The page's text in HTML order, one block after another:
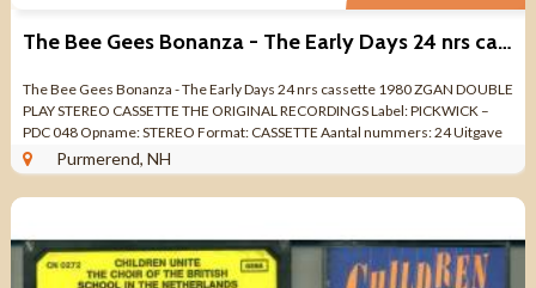
The Bee Gees Bonanza - The Early Days 24 nrs cassette 1980
The Bee Gees Bonanza - The Early Days 24 nrs cassette 1980 ZGAN DOUBLE
PLAY STEREO CASSETTE THE ORIGINAL RECORDINGS Label: PICKWICK –
PDC 048 Opname: STEREO Format: CASSETTE Aantal nummers: 24 Uitgave
jaar: 1980 Made in ...
Purmerend, NH